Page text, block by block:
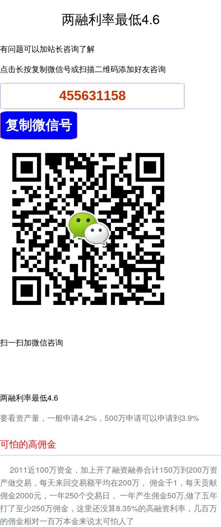
两融利率最低4.6
有问题可以加站长咨询了解
点击长按复制微信号或扫描二维码添加好友咨询
扫一扫加微信咨询
两融利率最低4.6
要看资产量，一般申请4.2%，500万申请可以申请到3.9%
可怕的高佣金
2011近100万资金，加上开了融资融券合计150万到200万资
产做交易，每天来回交易额平均在200万， 佣金千1，每天贡献
佣金2000元，一年250个交易日， 一年产生佣金50万,做了五年
打了至少250万佣金，这里还没算8.35%的高融资利率，几百万
的佣金相对一百万本金来说太可怕人了